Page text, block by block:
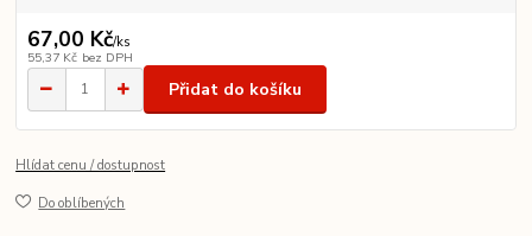
67,00 Kč/ks
55,37 Kč bez DPH
Přidat do košíku
Hlídat cenu / dostupnost
Do oblíbených